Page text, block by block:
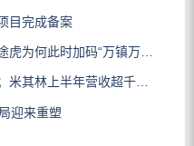
目完成备案
何此时加码“万镇万店”？
上半年盈利稳增；龙星炭黑斩获欧洲近万吨订单
迎来重塑